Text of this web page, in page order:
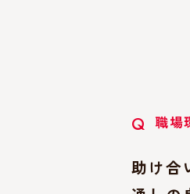
Q 職場
助け合